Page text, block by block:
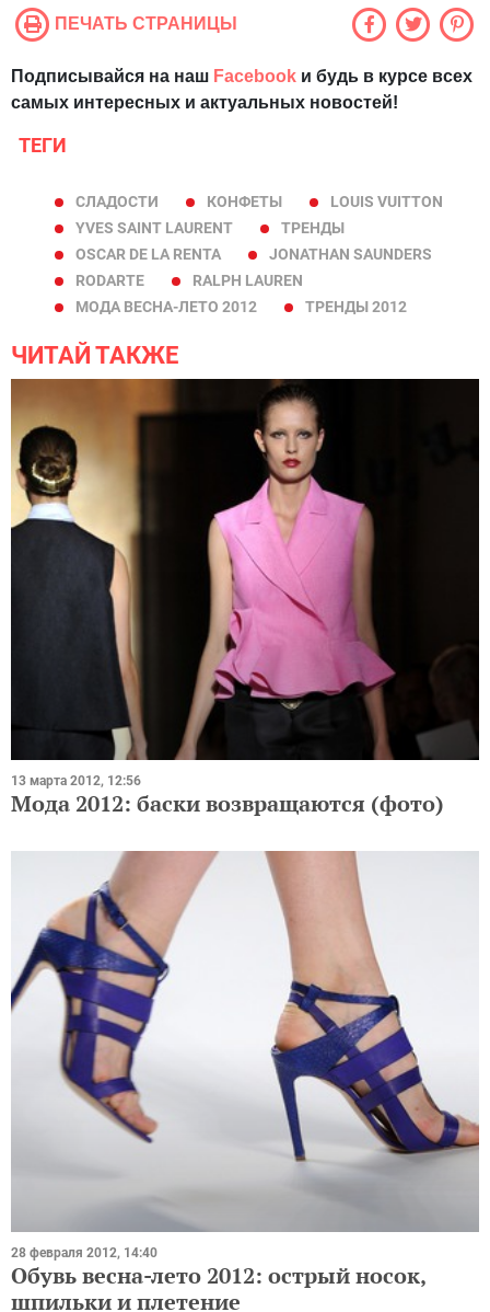
ПЕЧАТЬ СТРАНИЦЫ
Подписывайся на наш Facebook и будь в курсе всех
самых интересных и актуальных новостей!
ТЕГИ
СЛАДОСТИ КОНФЕТЫ
LOUIS VUITTON
YVES SAINT LAURENT
ТРЕНДЫ
OSCAR DE LA RENTA
JONATHAN SAUNDERS
RODARTE
RALPH LAUREN
МОДА ВЕСНА-ЛЕТО 2012
ТРЕНДЫ 2012
ЧИТАЙ ТАКЖЕ
13 марта 2012, 12:56
Мода 2012: баски возвращаются (фото)
28 февраля 2012, 14:40
Обувь весна-лето 2012: острый носок,
шпильки и плетение